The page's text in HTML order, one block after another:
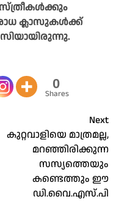
ക്ലാസുകള്‍ക്ക്
0
Shares
Next
കുറ്റവാളിയെ മാത്രമല്ല,​
മറഞ്ഞിരിക്കുന്ന
സസ്യത്തെയും
കണ്ടെത്തും ഈ
ഡി.വൈ.എസ്.പി